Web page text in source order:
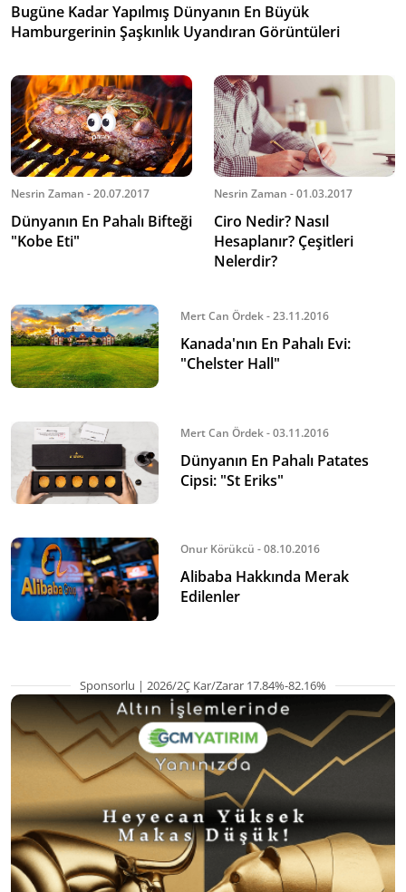
Bugüne Kadar Yapılmış Dünyanın En Büyük
Hamburgerinin Şaşkınlık Uyandıran Görüntüleri
Nesrin Zaman - 20.07.2017
Dünyanın En Pahalı Bifteği
"Kobe Eti"
Nesrin Zaman - 01.03.2017
Ciro Nedir? Nasıl
Hesaplanır? Çeşitleri
Nelerdir?
Mert Can Ördek - 23.11.2016
Kanada'nın En Pahalı Evi:
"Chelster Hall"
Mert Can Ördek - 03.11.2016
Dünyanın En Pahalı Patates
Cipsi: "St Eriks"
Onur Körükcü - 08.10.2016
Alibaba Hakkında Merak
Edilenler
Sponsorlu | 2026/2Ç Kar/Zarar 17.84%-82.16%